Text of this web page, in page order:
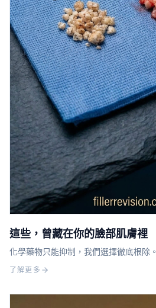
這些，曾藏在你的臉部肌膚裡
化學藥物只能抑制，我們選擇徹底根除。
了解更多